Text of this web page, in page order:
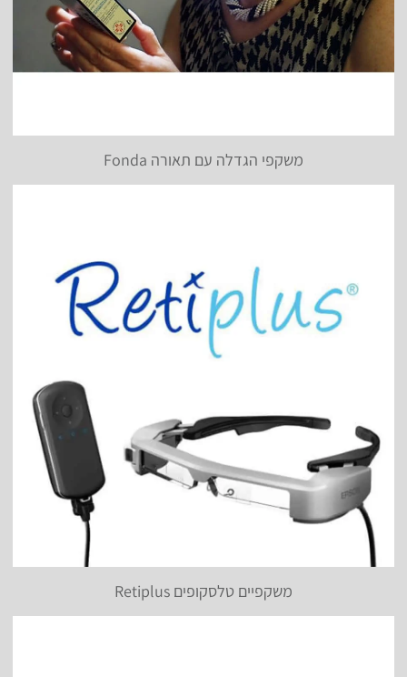
משקפי הגדלה עם תאורה Fonda
משקפיים טלסקופים Retiplus